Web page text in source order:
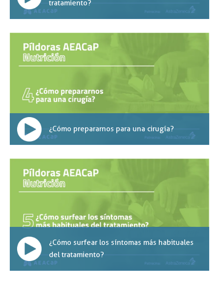
tratamiento?
¿Cómo prepararnos para una cirugía?
¿Cómo surfear los síntomas más habituales
del tratamiento?